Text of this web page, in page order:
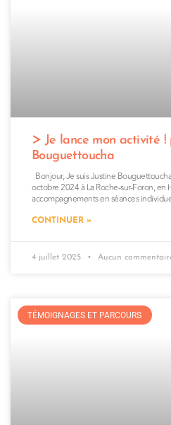
Je lance mon activité !
Bouguettoucha
Bonjour, Je suis Justine
octobre 2024 à La Roche-sur-Foron, en
accompagnements en séances
CONTINUER »
4 juillet 2025 Aucun
TÉMOIGNAGES ET PARCOURS